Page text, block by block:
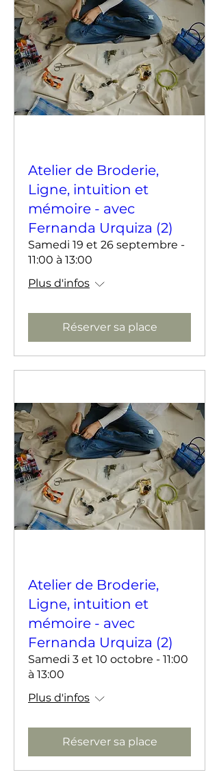
Atelier de Broderie,
Ligne, intuition et
mémoire - avec
Fernanda Urquiza (2)
Samedi 19 et 26 septembre -
11:00 à 13:00
Plus d'infos
Réserver sa place
Atelier de Broderie,
Ligne, intuition et
mémoire - avec
Fernanda Urquiza (2)
Samedi 3 et 10 octobre - 11:00
à 13:00
Plus d'infos
Réserver sa place